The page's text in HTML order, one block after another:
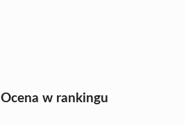
Ocena w rankingu